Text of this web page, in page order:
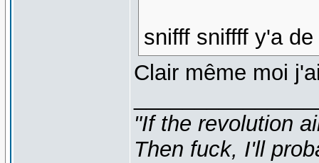
snifff sniffff y'a
Clair même moi
"If the revolution
Then fuck, I'll